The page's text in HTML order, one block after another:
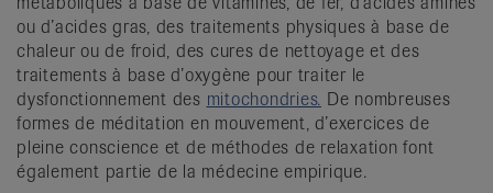
ou d’acides gras, des traitements physiques à base de
chaleur ou de froid, des cures de nettoyage et des
traitements à base d’oxygène pour traiter le
dysfonctionnement des mitochondries. De nombreuses
formes de méditation en mouvement, d’exercices de
pleine conscience et de méthodes de relaxation font
également partie de la médecine empirique.